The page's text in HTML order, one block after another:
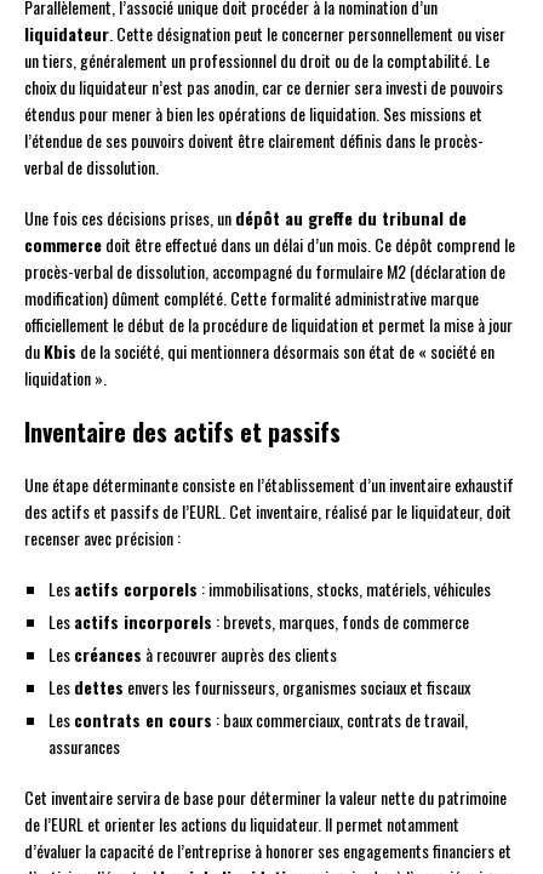
Parallèlement, l’associé unique doit procéder à la nomination d’un
liquidateur. Cette désignation peut le concerner personnellement ou viser
un tiers, généralement un professionnel du droit ou de la comptabilité. Le
choix du liquidateur n’est pas anodin, car ce dernier sera investi de pouvoirs
étendus pour mener à bien les opérations de liquidation. Ses missions et
l’étendue de ses pouvoirs doivent être clairement définis dans le procès-
verbal de dissolution.
Une fois ces décisions prises, undépôt au greffe du tribunal de
commercedoit être effectué dans un délai d’un mois. Ce dépôt comprend le
procès-verbal de dissolution, accompagné du formulaire M2 (déclaration de
modification) dûment complété. Cette formalité administrative marque
officiellement le début de la procédure de liquidation et permet la mise à jour
duKbis de la société, qui mentionnera désormais son état de « société en
liquidation ».
Inventaire des actifs et passifs
Une étape déterminante consiste en l’établissement d’un inventaire exhaustif
des actifs et passifs de l’EURL. Cet inventaire, réalisé par le liquidateur, doit
recenser avec précision :
Lesactifs corporels : immobilisations, stocks, matériels, véhicules
Lesactifs incorporels : brevets, marques, fonds de commerce
Lescréances à recouvrer auprès des clients
Lesdettes envers les fournisseurs, organismes sociaux et fiscaux
Lescontrats en cours : baux commerciaux, contrats de travail,
assurances
Cet inventaire servira de base pour déterminer la valeur nette du patrimoine
de l’EURL et orienter les actions du liquidateur. Il permet notamment
d’évaluer la capacité de l’entreprise à honorer ses engagements financiers et